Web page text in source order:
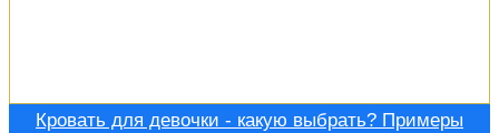
Кровать для девочки - какую выбрать? Примеры